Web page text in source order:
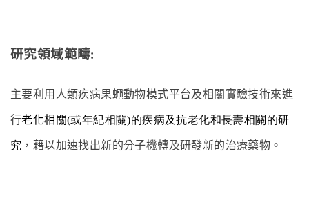
研究領域範疇:
主要利用人類疾病果蠅動物模式平台及相關實驗技術來進
行老化相關(或年紀相關)的疾病及抗老化和長壽相關的研
究 ，藉以加速找出新的分子機轉及研發新的治療藥物。